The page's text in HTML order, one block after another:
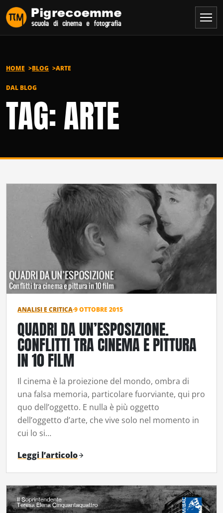
Vai al contenuto
HOME BLOG ARTE
DAL BLOG
TAG: ARTE
ANALISI E CRITICA·9 OTTOBRE 2015
QUADRI DA UN’ESPOSIZIONE.
CONFLITTI TRA CINEMA E PITTURA
IN 10 FILM
Il cinema è la proiezione del mondo, ombra di
una falsa memoria, particolare fuorviante, qui pro
quo dell’oggetto. E nulla è più oggetto
dell’oggetto d’arte, che vive solo nel momento in
cui lo si…
Leggi l’articolo